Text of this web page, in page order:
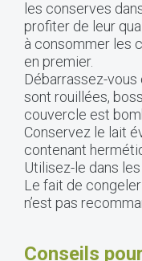
les conserves
profiter de leur
à consommer les
en premier.
Débarrassez-
sont rouillées,
couvercle est
Conservez le lait
contenant
Utilisez-le dans
Le fait de
n’est pas
Conseils